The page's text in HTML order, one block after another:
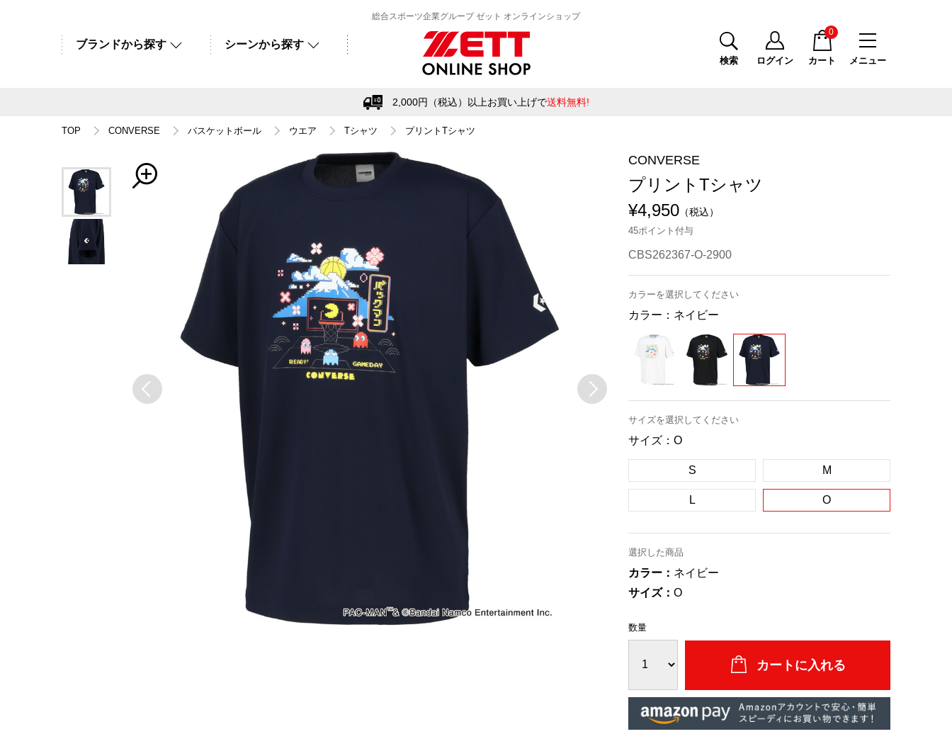
総合スポーツ企業グループ ゼット オンラインショップ
ブランドから探す シーンから探す
メニュー
検索 ログイン カート
0
2,000円（税込）以上お買い上げで送料無料!
TOP CONVERSE バスケットボール ウエア Tシャツ プリントTシャツ
CONVERSE
プリントTシャツ
¥4,950 （税込）
45ポイント付与
CBS262367-O-2900
カラーを選択してください
カラー： ネイビー
サイズを選択してください
サイズ： O
S M
L O
選択した商品
カラー： ネイビー
サイズ： O
数量